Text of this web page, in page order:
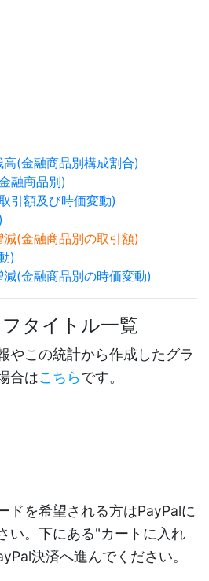
(金融商品別構成割合)
融商品別)
引額及び時価変動)
(金融商品別の取引額)
)
(金融商品別の時価変動)
タイトル一覧
やこの統計から作成したグラ
合はこちらです。
ドを希望される方はPayPalに
い。下にある"カートに入れ
決済へ進んでください。